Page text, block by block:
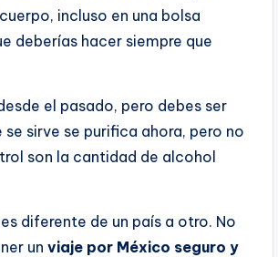
incluso en una bolsa
deberías hacer siempre que
el pasado, pero debes ser
sirve se purifica ahora, pero no
son la cantidad de alcohol
diferente de un país a otro. No
un viaje por México seguro y